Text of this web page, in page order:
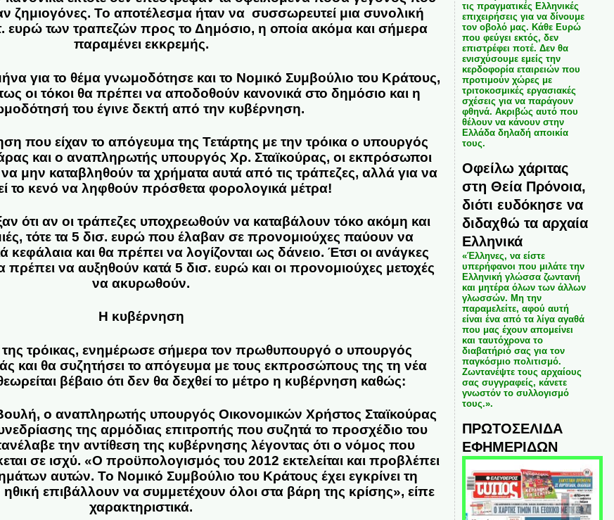
ζημιογόνες. Το αποτέλεσμα ήταν να συσσωρευτεί μια συνολική
ευρώ των τραπεζών προς το Δημόσιο, η οποία ακόμα και σήμερα
παραμένει εκκρεμής.
για το θέμα γνωμοδότησε και το Νομικό Συμβούλιο του Κράτους,
οι τόκοι θα πρέπει να αποδοθούν κανονικά στο δημόσιο και η
του έγινε δεκτή από την κυβέρνηση.
που είχαν το απόγευμα της Τετάρτης με την τρόικα ο υπουργός
και ο αναπληρωτής υπουργός Χρ. Σταϊκούρας, οι εκπρόσωποι
μην καταβληθούν τα χρήματα αυτά από τις τράπεζες, αλλά για να
το κενό να ληφθούν πρόσθετα φορολογικά μέτρα!
ότι αν οι τράπεζες υποχρεωθούν να καταβάλουν τόκο ακόμη και
τότε τα 5 δισ. ευρώ που έλαβαν σε προνομιούχες παύουν να
κεφάλαια και θα πρέπει να λογίζονται ως δάνειο. Έτσι οι ανάγκες
να αυξηθούν κατά 5 δισ. ευρώ και οι προνομιούχες μετοχές
να ακυρωθούν.
Η κυβέρνηση
της τρόικας, ενημέρωσε σήμερα τον πρωθυπουργό ο υπουργός
και θα συζητήσει το απόγευμα με τους εκπροσώπους της τη νέα
βέβαιο ότι δεν θα δεχθεί το μέτρο η κυβέρνηση καθώς:
ο αναπληρωτής υπουργός Οικονομικών Χρήστος Σταϊκούρας
της αρμόδιας επιτροπής που συζητά το προσχέδιο του
την αντίθεση της κυβέρνησης λέγοντας ότι ο νόμος που
σε ισχύ. «Ο προϋπολογισμός του 2012 εκτελείται και προβλέπει
αυτών. Το Νομικό Συμβούλιο του Κράτους έχει εγκρίνει τη
ηθική επιβάλλουν να συμμετέχουν όλοι στα βάρη της κρίσης»,είπε
χαρακτηριστικά.
τις πραγματικές Ελληνικές
επιχειρήσεις για να δίνουμε
τον οβολό μας. Κάθε Ευρώ
που φεύγει εκτός, δεν
επιστρέφει ποτέ. Δεν θα
ενισχύσουμε εμείς την
κερδοφορία εταιρειών που
προτιμούν χώρες με
τριτοκοσμικές εργασιακές
σχέσεις για να παράγουν
φθηνά. Ακριβώς αυτό που
θέλουν να κάνουν στην
Ελλάδα δηλαδή αποικία
τους.
Οφείλω χάριτας
στη Θεία Πρόνοια,
διότι ευδόκησε να
διδαχθώ τα αρχαία
Ελληνικά
«Έλληνες, να είστε
υπερήφανοι που μιλάτε την
Ελληνική γλώσσα ζωντανή
και μητέρα όλων των άλλων
γλωσσών. Μη την
παραμελείτε, αφού αυτή
είναι ένα από τα λίγα αγαθά
που μας έχουν απομείνει
και ταυτόχρονα το
διαβατήριό σας για τον
παγκόσμιο πολιτισμό.
Ζωντανέψτε τους αρχαίους
σας συγγραφείς, κάνετε
γνωστόν το συλλογισμό
τους.».
ΠΡΩΤΟΣΕΛΙΔΑ
ΕΦΗΜΕΡΙΔΩΝ